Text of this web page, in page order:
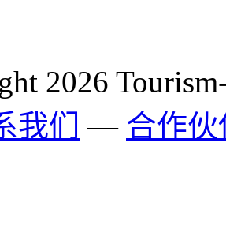
2026
我们 — 合作伙